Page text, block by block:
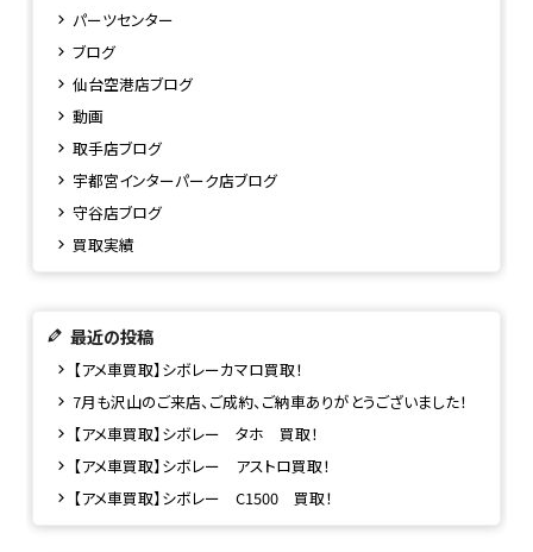
パーツセンター
ブログ
仙台空港店ブログ
動画
取手店ブログ
宇都宮インターパーク店ブログ
守谷店ブログ
買取実績
最近の投稿
【アメ車買取】シボレーカマロ買取！
7月も沢山のご来店、ご成約、ご納車ありがとうございました！
【アメ車買取】シボレー タホ 買取！
【アメ車買取】シボレー アストロ買取！
【アメ車買取】シボレー C1500 買取！